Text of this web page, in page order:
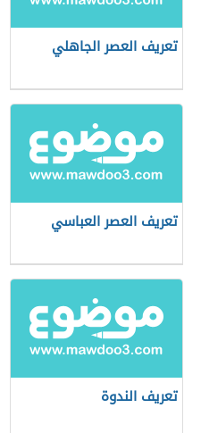
تعريف العصر الجاهلي
تعريف العصر العباسي
تعريف الندوة